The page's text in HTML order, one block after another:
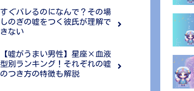
すぐバレるのになんで？その場
しのぎの嘘をつく彼氏が理解で
きない
【嘘がうまい男性】星座×血液
型別ランキング！それぞれの嘘
のつき方の特徴も解説